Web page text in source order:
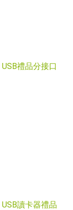
USB禮品分接口
USB讀卡器禮品